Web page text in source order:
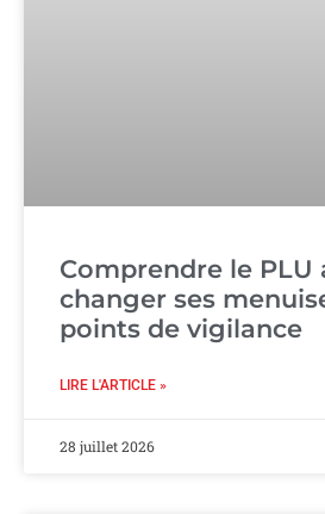
Comprendre le PLU
changer ses
points de vigilance
LIRE L'ARTICLE »
28 juillet 2026